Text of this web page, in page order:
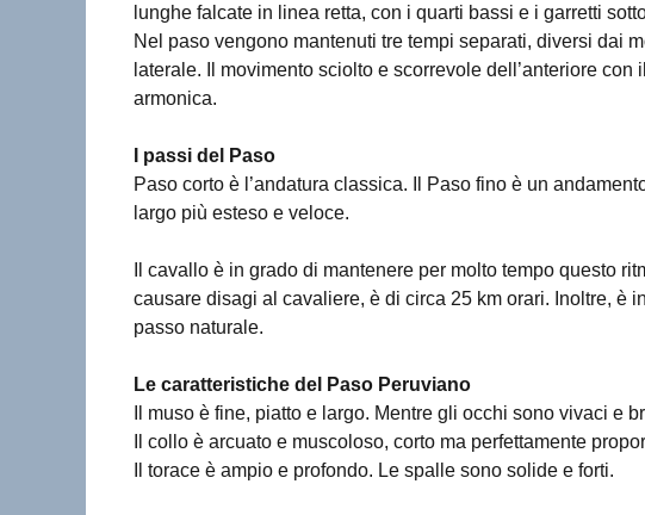
lunghe falcate in linea retta, con i quarti bassi e i garretti
Nel paso vengono mantenuti tre tempi separati, diversi dai
laterale. Il movimento sciolto e scorrevole dell’anteriore
armonica.
I passi del Paso
Paso corto è l’andatura classica. Il Paso fino è un
largo più esteso e veloce.
Il cavallo è in grado di mantenere per molto tempo questo
causare disagi al cavaliere, è di circa 25 km orari. Inoltre, è
passo naturale.
Le caratteristiche del Paso Peruviano
Il muso è fine, piatto e largo. Mentre gli occhi sono vivaci e
Il collo è arcuato e muscoloso, corto ma perfettamente
Il torace è ampio e profondo. Le spalle sono solide e forti.